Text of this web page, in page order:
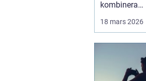
kombinera
lugn, fokus...
18 mars 2026